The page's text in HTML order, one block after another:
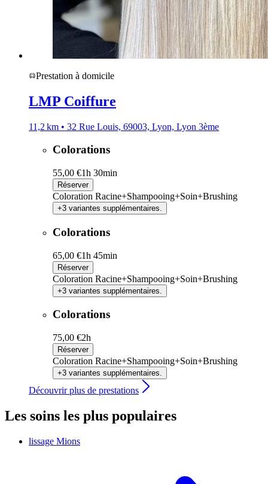
Prestation à domicile
LMP Coiffure
11,2 km • 32 Rue Louis, 69003, Lyon, Lyon 3ème
Colorations
55,00 €1h 30min
Réserver
Coloration Racine+Shampooing+Soin+Brushing
+3 variantes supplémentaires.
Colorations
65,00 €1h 45min
Réserver
Coloration Racine+Shampooing+Soin+Brushing
+3 variantes supplémentaires.
Colorations
75,00 €2h
Réserver
Coloration Racine+Shampooing+Soin+Brushing
+3 variantes supplémentaires.
Découvrir plus de prestations
Les soins les plus populaires
lissage Mions